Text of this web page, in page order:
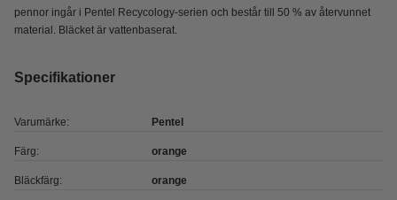
pennor ingår i Pentel Recycology-serien och består till 50 % av återvunnet
material. Bläcket är vattenbaserat.
Specifikationer
Varumärke: Pentel
Färg: orange
Bläckfärg: orange